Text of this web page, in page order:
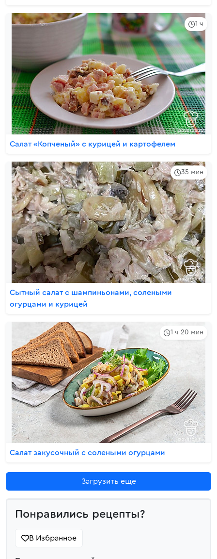
1 ч
Салат «Копченый» с курицей и картофелем
35 мин
Сытный салат с шампиньонами, солеными
огурцами и курицей
1 ч 20 мин
Салат закусочный с солеными огурцами
Загрузить еще
Понравились рецепты?
В Избранное